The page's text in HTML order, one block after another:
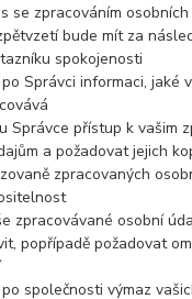
se zpracováním
bude mít za
spokojenosti
Správci informaci, jaké
Správce přístup k vašim
a požadovat jejich
zpracovaných
zpracovávané osobní
popřípadě požadovat
společnosti výmaz